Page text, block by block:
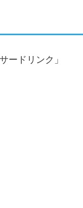
ードリンク」